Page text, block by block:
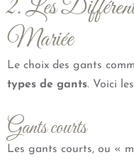
2. Les
Mariée
Le choix des gants
types de gants. Voici
Gants courts
Les gants courts, ou «